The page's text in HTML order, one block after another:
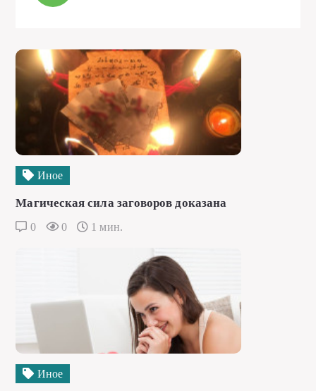
Иное
Магическая сила заговоров доказана
0 0 1 мин.
Иное